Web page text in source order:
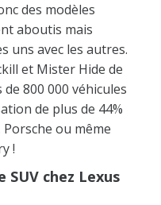
des modèles
aboutis mais
uns avec les autres.
et Mister Hide de
800 000 véhicules
de plus de 44%
ou même
!
chez Lexus